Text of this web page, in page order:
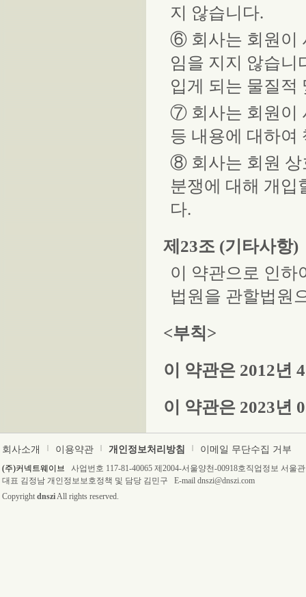
지 않습니다.
⑥ 회사는 회원이
임을 지지 않습니
입게 되는 물질적
⑦ 회사는 회원이
등 내용에 대하여
⑧ 회사는 회원 상
분쟁에 대해 개입
다.
제23조 (기타사항)
이 약관으로 인하
법원을 관할법원
<부칙>
이 약관은 2012년
이 약관은 2023년
회사소개 | 이용약관 | 개인정보처리방침 | 이메일 무단수집 거부
(주)커넥트웨이브 사업번호 117-81-40065 제2004-서울양천-00918호직업정보 서울
대표 김정남 개인정보보호정책 및 담당 김민구 E-mail dnszi@dnszi.com
Copyright dnsziAll rights reserved.